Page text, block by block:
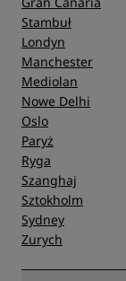
Stambuł
Londyn
Manchester
Mediolan
Nowe Delhi
Oslo
Paryż
Ryga
Szanghaj
Sztokholm
Sydney
Zurych